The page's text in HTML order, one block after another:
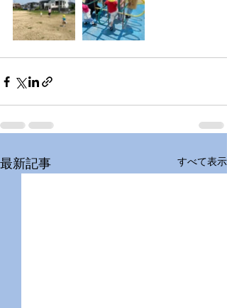
最新記事 すべて表示